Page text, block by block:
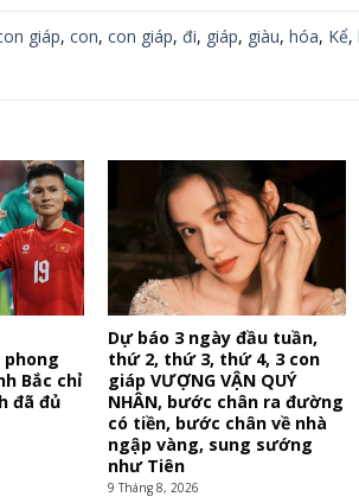
giáp, con, con giáp, đi, giáp, giàu, hóa, Kể,
phong
Bắc chỉ
đã đủ
Dự báo 3 ngày đầu tuần,
thứ 2, thứ 3, thứ 4, 3 con
giáp VƯỢNG VẬN QUÝ
NHÂN, bước chân ra đường
có tiền, bước chân về nhà
ngập vàng, sung sướng
như Tiên
9 Tháng 8, 2026